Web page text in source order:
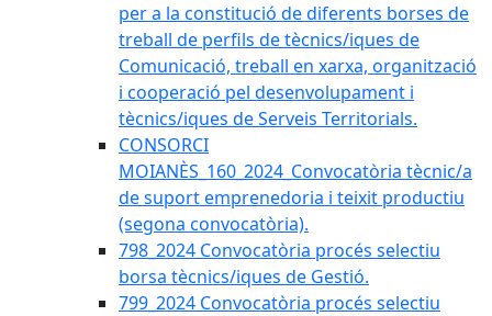
per a la constitució de diferents borses de
treball de perfils de tècnics/iques de
Comunicació, treball en xarxa, organització
i cooperació pel desenvolupament i
tècnics/iques de Serveis Territorials.
CONSORCI
MOIANÈS_160_2024_Convocatòria tècnic/a
de suport emprenedoria i teixit productiu
(segona convocatòria).
798_2024 Convocatòria procés selectiu
borsa tècnics/iques de Gestió.
799_2024 Convocatòria procés selectiu